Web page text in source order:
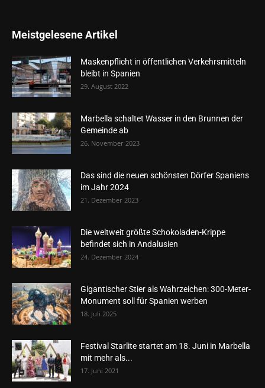
Meistgelesene Artikel
Maskenpflicht in öffentlichen Verkehrsmitteln
bleibt in Spanien
29. August 2022
Marbella schaltet Wasser in den Brunnen der
Gemeinde ab
26. November 2023
Das sind die neuen schönsten Dörfer Spaniens
im Jahr 2024
21. Dezember 2023
Die weltweit größte Schokoladen-Krippe
befindet sich in Andalusien
24. Dezember 2024
Gigantischer Stier als Wahrzeichen: 300-Meter-
Monument soll für Spanien werben
18. Juli 2025
Festival Starlite startet am 18. Juni in Marbella
mit mehr als...
17. Juni 2021